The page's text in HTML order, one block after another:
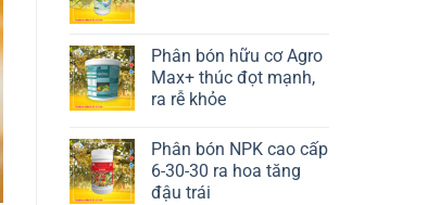
Phân bón hữu cơ Agro
Max+ thúc đọt mạnh,
ra rễ khỏe
Phân bón NPK cao cấp
6-30-30 ra hoa tăng
đậu trái